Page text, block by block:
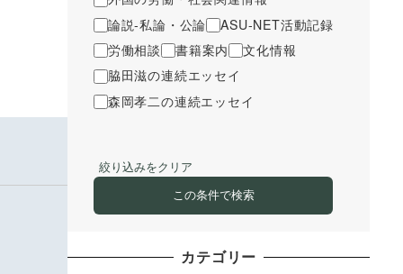
論説-私論・公論
ASU-NET活動記録
労働相談
書籍案内
文化情報
脇田滋の連続エッセイ
森岡孝二の連続エッセイ
絞り込みをクリア
この条件で検索
カテゴリー